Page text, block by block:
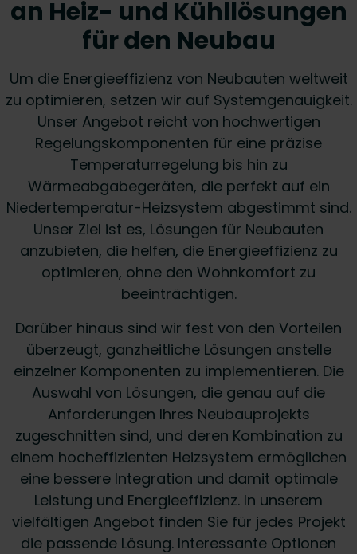
an Heiz- und Kühllösungen
für den Neubau
Um die Energieeffizienz von Neubauten weltweit
zu optimieren, setzen wir auf Systemgenauigkeit.
Unser Angebot reicht von hochwertigen
Regelungskomponenten für eine präzise
Temperaturregelung bis hin zu
Wärmeabgabegeräten, die perfekt auf ein
Niedertemperatur-Heizsystem abgestimmt sind.
Unser Ziel ist es, Lösungen für Neubauten
anzubieten, die helfen, die Energieeffizienz zu
optimieren, ohne den Wohnkomfort zu
beeinträchtigen.
Darüber hinaus sind wir fest von den Vorteilen
überzeugt, ganzheitliche Lösungen anstelle
einzelner Komponenten zu implementieren. Die
Auswahl von Lösungen, die genau auf die
Anforderungen Ihres Neubauprojekts
zugeschnitten sind, und deren Kombination zu
einem hocheffizienten Heizsystem ermöglichen
eine bessere Integration und damit optimale
Leistung und Energieeffizienz. In unserem
vielfältigen Angebot finden Sie für jedes Projekt
die passende Lösung. Interessante Optionen